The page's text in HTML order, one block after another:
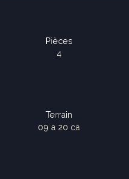
Pièces
4
Terrain
09 a 20 ca